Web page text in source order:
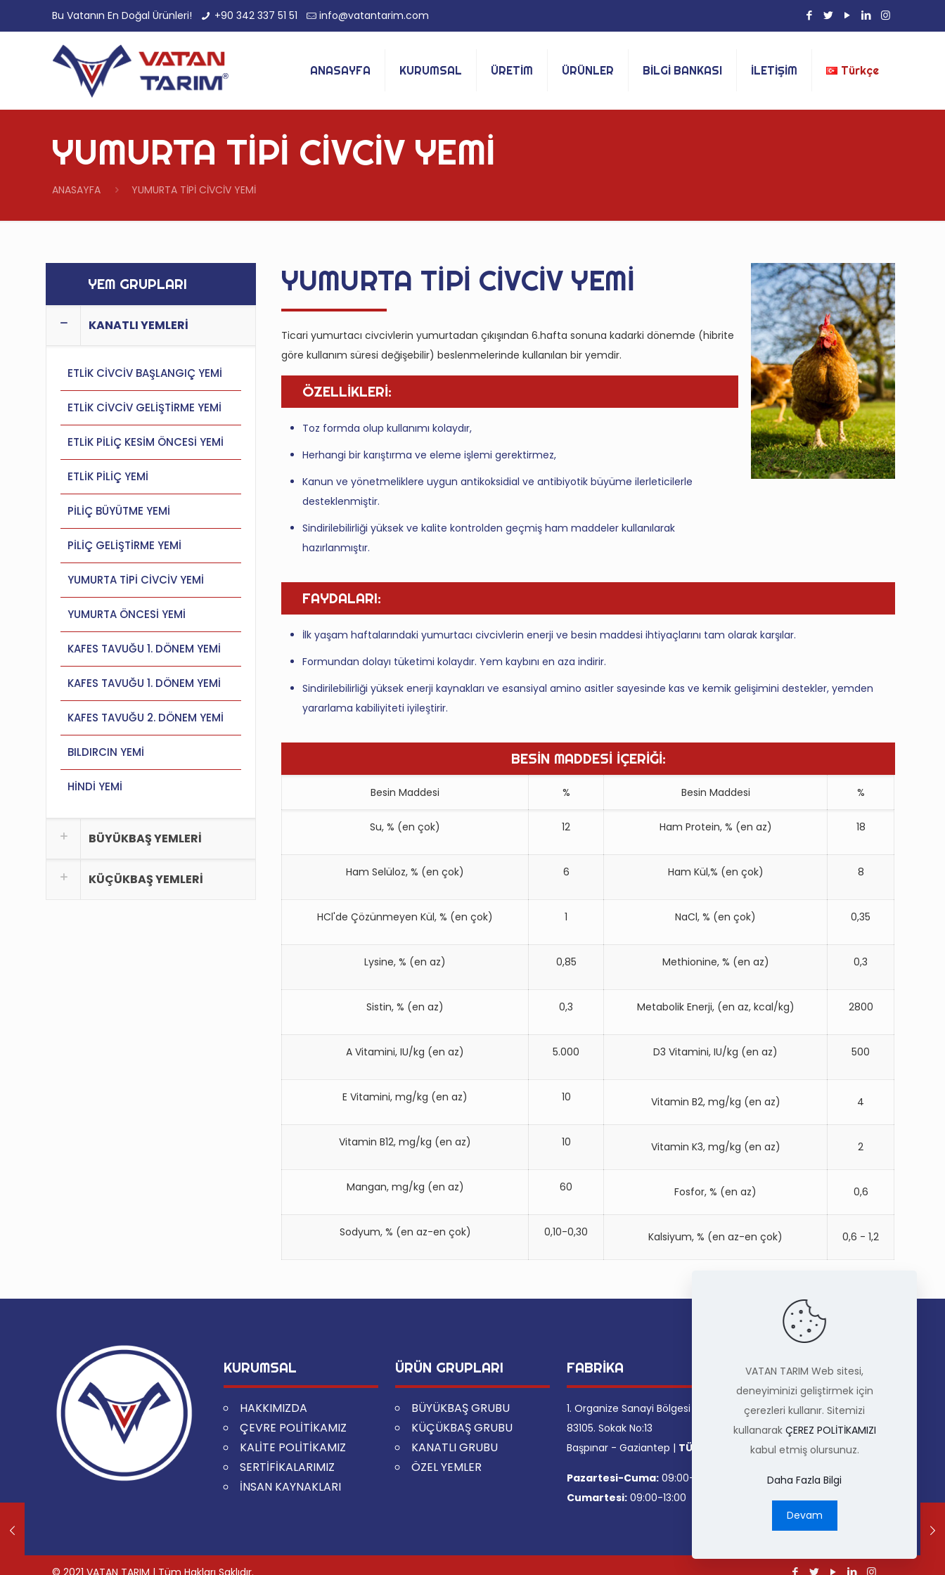
Bu Vatanın En Doğal Ürünleri! +90 342 337 51 51 info@vatantarim.com
ANASAYFA KURUMSAL ÜRETİM ÜRÜNLER BİLGİ BANKASI İLETİŞİM Türkçe
YUMURTA TİPİ CİVCİV YEMİ
ANASAYFA YUMURTA TİPİ CİVCİV YEMİ
YEM GRUPLARI
KANATLI YEMLERİ
ETLİK CİVCİV BAŞLANGIÇ YEMİ
ETLİK CİVCİV GELİŞTİRME YEMİ
ETLİK PİLİÇ KESİM ÖNCESİ YEMİ
ETLİK PİLİÇ YEMİ
PİLİÇ BÜYÜTME YEMİ
PİLİÇ GELİŞTİRME YEMİ
YUMURTA TİPİ CİVCİV YEMİ
YUMURTA ÖNCESİ YEMİ
KAFES TAVUĞU 1. DÖNEM YEMİ
KAFES TAVUĞU 1. DÖNEM YEMİ
KAFES TAVUĞU 2. DÖNEM YEMİ
BILDIRCIN YEMİ
HİNDİ YEMİ
BÜYÜKBAŞ YEMLERİ
KÜÇÜKBAŞ YEMLERİ
YUMURTA TİPİ CİVCİV YEMİ
Ticari yumurtacı civcivlerin yumurtadan çıkışından 6.hafta sonuna kadarki dönemde (hibrite
göre kullanım süresi değişebilir) beslenmelerinde kullanılan bir yemdir.
ÖZELLİKLERİ:
Toz formda olup kullanımı kolaydır,
Herhangi bir karıştırma ve eleme işlemi gerektirmez,
Kanun ve yönetmeliklere uygun antikoksidial ve antibiyotik büyüme ilerleticilerle
desteklenmiştir.
Sindirilebilirliği yüksek ve kalite kontrolden geçmiş ham maddeler kullanılarak
hazırlanmıştır.
FAYDALARI:
İlk yaşam haftalarındaki yumurtacı civcivlerin enerji ve besin maddesi ihtiyaçlarını tam olarak karşılar.
Formundan dolayı tüketimi kolaydır. Yem kaybını en aza indirir.
Sindirilebilirliği yüksek enerji kaynakları ve esansiyal amino asitler sayesinde kas ve kemik gelişimini destekler, yemden
yararlama kabiliyiteti iyileştirir.
BESİN MADDESİ İÇERİĞİ:
Besin Maddesi % Besin Maddesi %
Su, % (en çok) 12 Ham Protein, % (en az) 18
Ham Selüloz, % (en çok) 6 Ham Kül,% (en çok) 8
HCl'de Çözünmeyen Kül, % (en çok) 1 NaCl, % (en çok) 0,35
Lysine, % (en az) 0,85 Methionine, % (en az) 0,3
Sistin, % (en az) 0,3 Metabolik Enerji, (en az, kcal/kg) 2800
A Vitamini, IU/kg (en az) 5.000 D3 Vitamini, IU/kg (en az) 500
E Vitamini, mg/kg (en az) 10 Vitamin B2, mg/kg (en az) 4
Vitamin B12, mg/kg (en az) 10 Vitamin K3, mg/kg (en az) 2
Mangan, mg/kg (en az) 60 Fosfor, % (en az) 0,6
Sodyum, % (en az-en çok) 0,10-0,30 Kalsiyum, % (en az-en çok) 0,6 - 1,2
KURUMSAL
HAKKIMIZDA
ÇEVRE POLİTİKAMIZ
KALİTE POLİTİKAMIZ
SERTİFİKALARIMIZ
İNSAN KAYNAKLARI
ÜRÜN GRUPLARI
BÜYÜKBAŞ GRUBU
KÜÇÜKBAŞ GRUBU
KANATLI GRUBU
ÖZEL YEMLER
FABRİKA
1. Organize Sanayi Bölgesi
83105. Sokak No:13
Başpınar - Gaziantep | TÜRKİYE
Pazartesi-Cuma: 09:00-18:00
Cumartesi: 09:00-13:00
İLETİŞİM
Telefon: +90 342 337 51 51
Faks: +90 342 337 51 54
Mail: info@vatantarim.com
Facebook
Twitter
Instagram
LinkedIn
© 2021 VATAN TARIM | Tüm Hakları Saklıdır.
VATAN TARIM Web sitesi,
deneyiminizi geliştirmek için
çerezleri kullanır. Sitemizi
kullanarak ÇEREZ POLİTİKAMIZI
kabul etmiş olursunuz.
Daha Fazla Bilgi
Devam